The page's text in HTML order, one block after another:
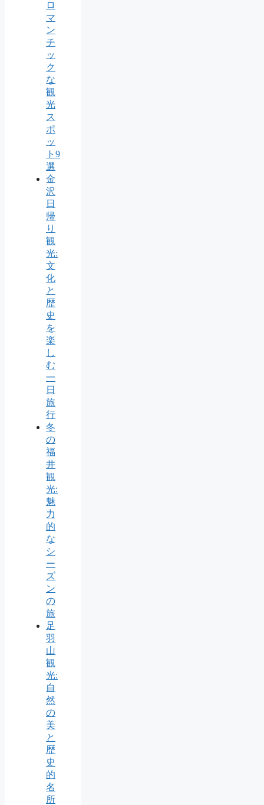
ロ
マ
ン
チ
ッ
ク
な
観
光
ス
ポ
ッ
ト9
選
金
沢
日
帰
り
観
光:
文
化
と
歴
史
を
楽
し
む
一
日
旅
行
冬
の
福
井
観
光:
魅
力
的
な
シ
ー
ズ
ン
の
旅
足
羽
山
観
光:
自
然
の
美
と
歴
史
的
名
所